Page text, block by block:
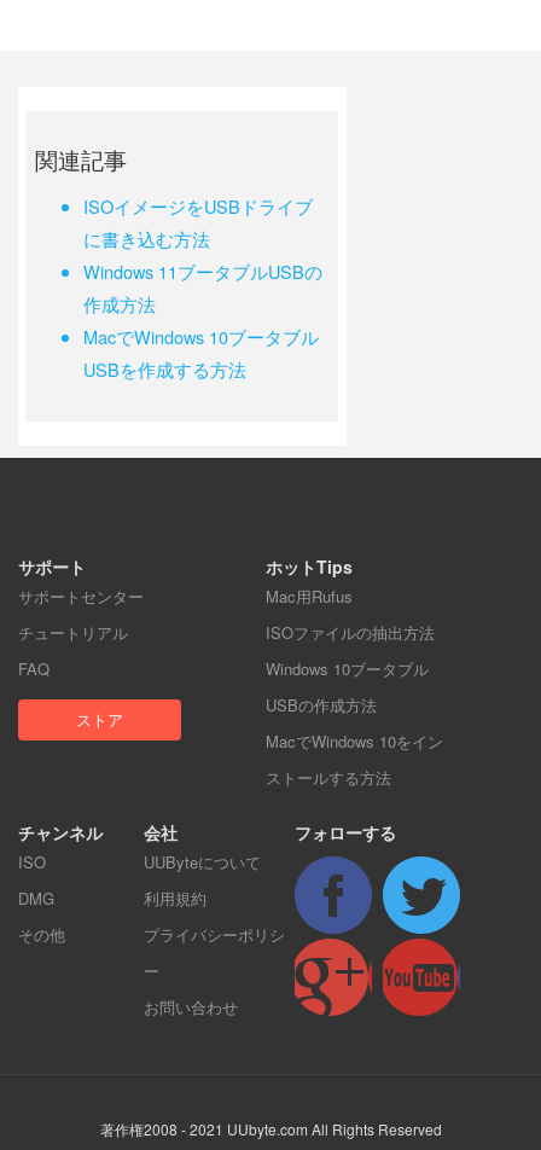
関連記事
ISOイメージをUSBドライブ
に書き込む方法
Windows 11ブータブルUSBの
作成方法
MacでWindows 10ブータブル
USBを作成する方法
サポート
サポートセンター
チュートリアル
FAQ
ストア
ホットTips
Mac用Rufus
ISOファイルの抽出方法
Windows 10ブータブル
USBの作成方法
MacでWindows 10をイン
ストールする方法
チャンネル
ISO
DMG
その他
会社
UUByteについて
利用規約
プライバシーポリシ
ー
お問い合わせ
フォローする
著作権2008 - 2021 UUbyte.com All Rights Reserved